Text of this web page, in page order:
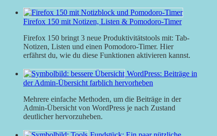
Firefox 150 mit Notizen, Listen & Pomodoro-Timer
Firefox 150 bringt 3 neue Produktivitätstools mit: Tab-
Notizen, Listen und einen Pomodoro-Timer. Hier
erfährst du, wie du diese Funktionen aktivieren kannst.
WordPress: Beiträge in
der Admin-Übersicht farblich hervorheben
Mehrere einfache Methoden, um die Beiträge in der
Admin-Übersicht von WordPress je nach Zustand
deutlicher hervorzuheben.